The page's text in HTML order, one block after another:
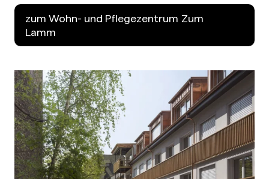
zum Wohn- und Pflegezentrum Zum
Lamm